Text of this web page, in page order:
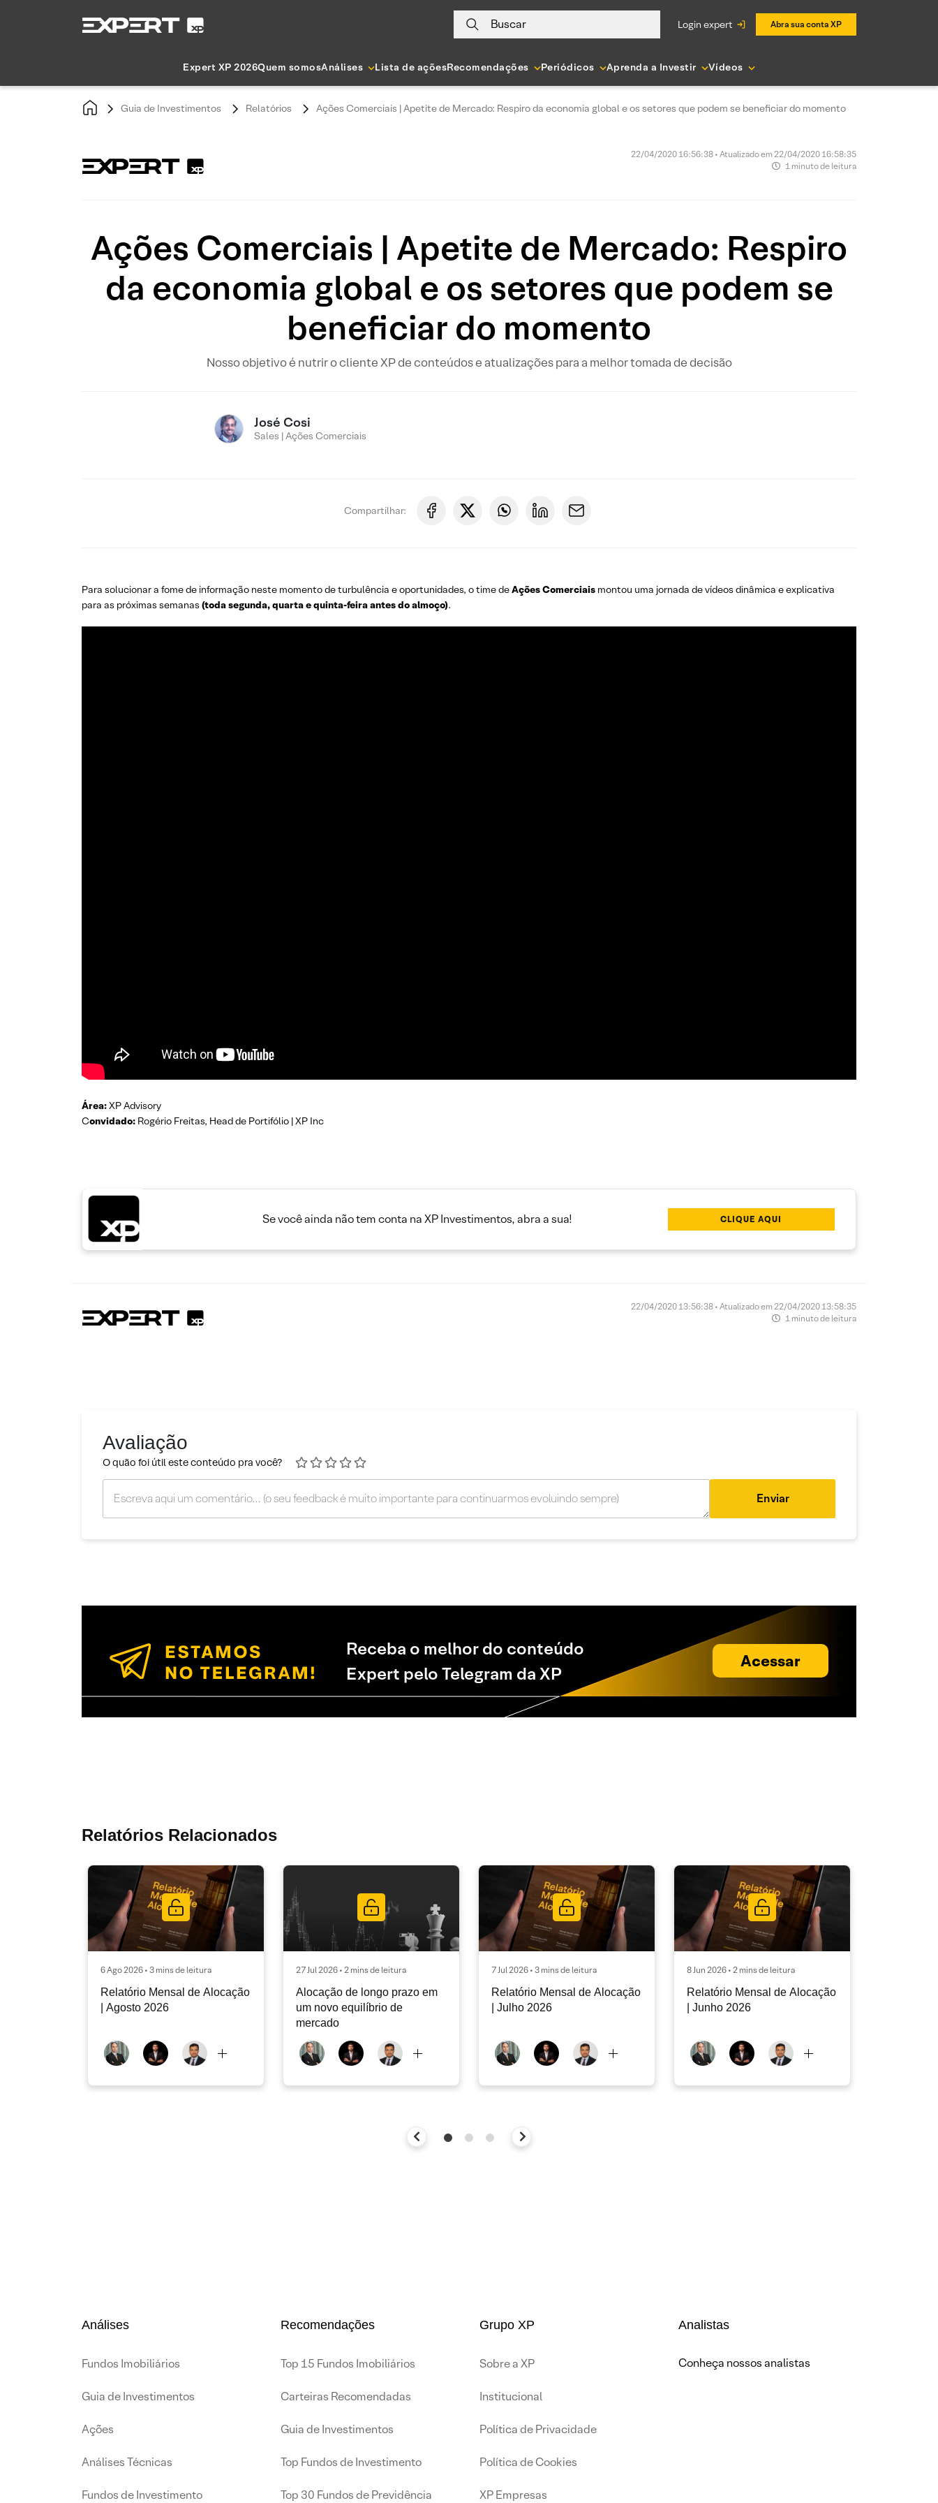
Buscar login expert Abra sua conta XP
Expert XP 2026Quem somosAnálises Lista de açõesRecomendações Periódicos Aprenda a Investir Vídeos
Guia de Investimentos Relatórios Ações Comerciais | Apetite de Mercado: Respiro da economia global e os setores que podem se beneficiar do momento
22/04/2020 16:56:38 • Atualizado em 22/04/2020 16:58:35
1 minuto de leitura
Ações Comerciais | Apetite de Mercado: Respiro
da economia global e os setores que podem se
beneficiar do momento
Nosso objetivo é nutrir o cliente XP de conteúdos e atualizações para a melhor tomada de decisão
José Cosi
Sales | Ações Comerciais
Compartilhar:
Para solucionar a fome de informação neste momento de turbulência e oportunidades, o time deAções Comerciais montou uma jornada de vídeos dinâmica e explicativa
para as próximas semanas (toda segunda, quarta e quinta-feira antes do almoço).
Área:XP Advisory
Convidado: Rogério Freitas, Head de Portifólio | XP Inc
Se você ainda não tem conta na XP Investimentos, abra a sua! CLIQUE AQUI
22/04/2020 13:56:38 • Atualizado em 22/04/2020 13:58:35
1 minuto de leitura
Avaliação
O quão foi útil este conteúdo pra você?
Enviar
Receba o melhor do conteúdo
Expert pelo Telegram da XP
Acessar
Relatórios Relacionados
6 Ago 2026 • 3 mins de leitura
Relatório Mensal de Alocação
| Agosto 2026
27 Jul 2026 • 2 mins de leitura
Alocação de longo prazo em
um novo equilíbrio de
mercado
7 Jul 2026 • 3 mins de leitura
Relatório Mensal de Alocação
| Julho 2026
8 Jun 2026 • 2 mins de leitura
Relatório Mensal de Alocação
| Junho 2026
Análises
Fundos Imobiliários
Guia de Investimentos
Ações
Análises Técnicas
Fundos de Investimento
Recomendações
Top 15 Fundos Imobiliários
Carteiras Recomendadas
Guia de Investimentos
Top Fundos de Investimento
Top 30 Fundos de Previdência
Grupo XP
Sobre a XP
Institucional
Política de Privacidade
Política de Cookies
XP Empresas
Analistas
Conheça nossos analistas